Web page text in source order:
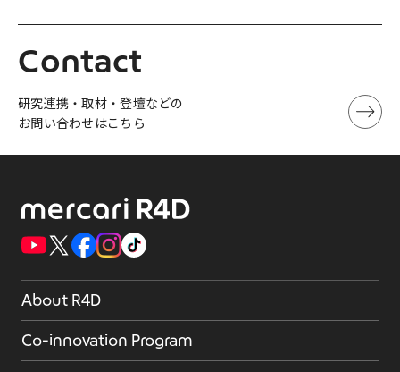
Contact
研究連携・取材・登壇などの
お問い合わせはこちら
About R4D
Co-innovation Program